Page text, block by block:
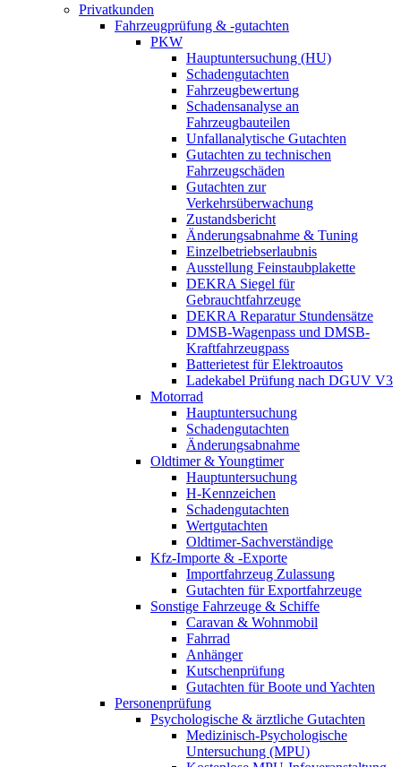
Privatkunden
Fahrzeugprüfung & -gutachten
PKW
Hauptuntersuchung (HU)
Schadengutachten
Fahrzeugbewertung
Schadensanalyse an
Fahrzeugbauteilen
Unfallanalytische Gutachten
Gutachten zu technischen
Fahrzeugschäden
Gutachten zur
Verkehrsüberwachung
Zustandsbericht
Änderungsabnahme & Tuning
Einzelbetriebserlaubnis
Ausstellung Feinstaubplakette
DEKRA Siegel für
Gebrauchtfahrzeuge
DEKRA Reparatur Stundensätze
DMSB-Wagenpass und DMSB-
Kraftfahrzeugpass
Batterietest für Elektroautos
Ladekabel Prüfung nach DGUV V3
Motorrad
Hauptuntersuchung
Schadengutachten
Änderungsabnahme
Oldtimer & Youngtimer
Hauptuntersuchung
H-Kennzeichen
Schadengutachten
Wertgutachten
Oldtimer-Sachverständige
Kfz-Importe & -Exporte
Importfahrzeug Zulassung
Gutachten für Exportfahrzeuge
Sonstige Fahrzeuge & Schiffe
Caravan & Wohnmobil
Fahrrad
Anhänger
Kutschenprüfung
Gutachten für Boote und Yachten
Personenprüfung
Psychologische & ärztliche Gutachten
Medizinisch-Psychologische
Untersuchung (MPU)